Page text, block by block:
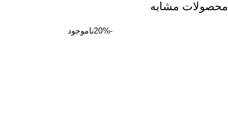
محصولات مشابه
-20% ناموجود